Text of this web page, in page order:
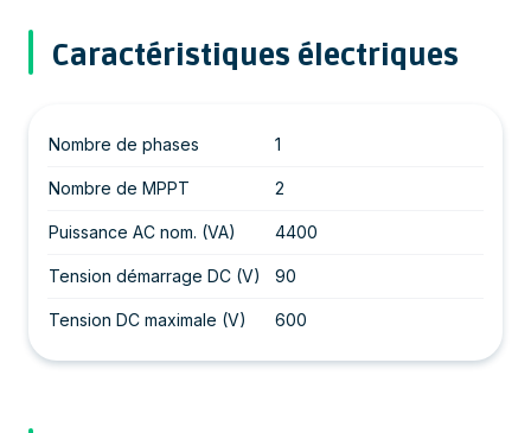
Caractéristiques électriques
Nombre de phases 1
Nombre de MPPT 2
Puissance AC nom. (VA) 4400
Tension démarrage DC (V) 90
Tension DC maximale (V) 600